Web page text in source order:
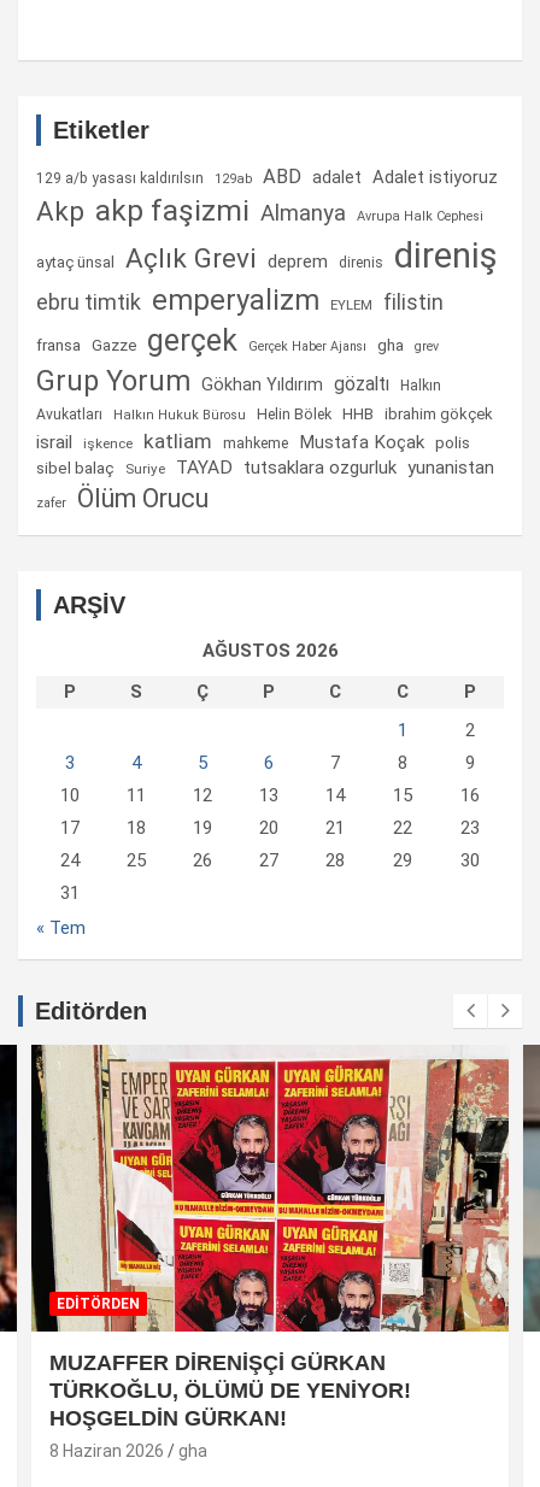
Etiketler
129 a/b yasası kaldırılsın 129ab ABD adalet Adalet istiyoruz
Akp akp faşizmi Almanya Avrupa Halk Cephesi
aytaç ünsal Açlık Grevi deprem direnis direniş
ebru timtik emperyalizm EYLEM filistin
fransa Gazze gerçek Gerçek Haber Ajansı gha grev
Grup Yorum Gökhan Yıldırım gözaltı
Halkın
Avukatları
Halkın Hukuk Bürosu Helin Bölek HHB ibrahim gökçek
israil işkence katliam mahkeme Mustafa Koçak polis
sibel balaç Suriye TAYAD tutsaklara ozgurluk yunanistan
zafer Ölüm Orucu
ARŞİV
AĞUSTOS 2026
P
S Ç P C C
P
1
2
3
4 5 6 7 8
9
10
11 12 13 14 15
16
17
18 19 20 21 22
23
24
25 26 27 28 29
30
31
« Tem
Editörden
EDİTÖRDEN
MUZAFFER DİRENİŞÇİ GÜRKAN
TÜRKOĞLU, ÖLÜMÜ DE YENİYOR!
HOŞGELDİN GÜRKAN!
8 Haziran 2026 gha